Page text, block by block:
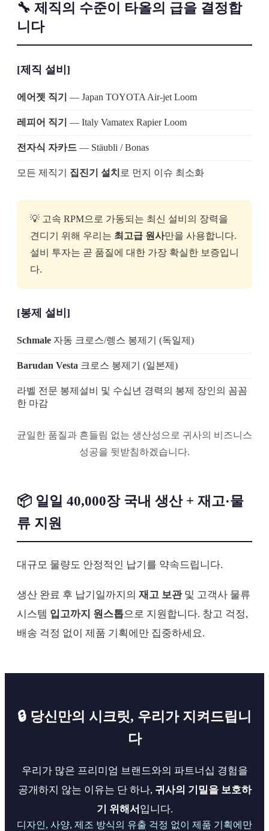
🔧 제직의 수준이 타올의 급을 결정합
니다
[제직 설비]
에어젯 직기 — Japan TOYOTA Air-jet Loom
레피어 직기 — Italy Vamatex Rapier Loom
전자식 자카드 — Stäubli / Bonas
모든 제직기 집진기 설치 로 먼지 이슈 최소화
💡 고속 RPM으로 가동되는 최신 설비의 장력을
견디기 위해 우리는 최고급 원사만을 사용합니다.
설비 투자는 곧 품질에 대한 가장 확실한 보증입니
다.
[봉제 설비]
Schmale 자동 크로스/렝스 봉제기 (독일제)
Barudan Vesta 크로스 봉제기 (일본제)
라벨 전문 봉제설비 및 수십년 경력의 봉제 장인의 꼼꼼
한 마감
균일한 품질과 흔들림 없는 생산성으로 귀사의 비즈니스
성공을 뒷받침하겠습니다.
📦 일일 40,000장 국내 생산 + 재고·물
류 지원
대규모 물량도 안정적인 납기를 약속드립니다.
생산 완료 후 납기일까지의 재고 보관및 고객사 물류
시스템 입고까지 원스톱으로 지원합니다. 창고 걱정,
배송 걱정 없이 제품 기획에만 집중하세요.
🔒 당신만의 시크릿, 우리가 지켜드립니
다
우리가 많은 프리미엄 브랜드와의 파트너십 경험을
공개하지 않는 이유는 단 하나, 귀사의 기밀을 보호하
기 위해서 입니다.
디자인, 사양, 제조 방식의 유출 걱정 없이 제품 기획에만